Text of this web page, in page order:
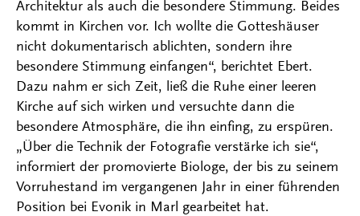
Architektur als auch die besondere Stimmung. Beides
kommt in Kirchen vor. Ich wollte die Gotteshäuser
nicht dokumentarisch ablichten, sondern ihre
besondere Stimmung einfangen“, berichtet Ebert.
Dazu nahm er sich Zeit, ließ die Ruhe einer leeren
Kirche auf sich wirken und versuchte dann die
besondere Atmosphäre, die ihn einfing, zu erspüren.
„Über die Technik der Fotografie verstärke ich sie“,
informiert der promovierte Biologe, der bis zu seinem
Vorruhestand im vergangenen Jahr in einer führenden
Position bei Evonik in Marl gearbeitet hat.